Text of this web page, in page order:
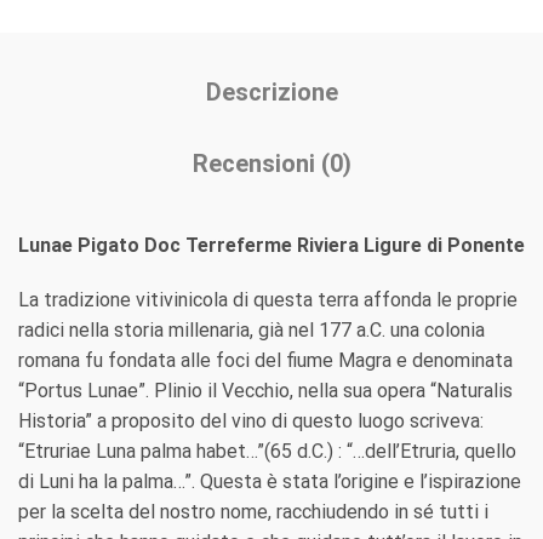
Descrizione
Recensioni (0)
Lunae Pigato Doc Terreferme Riviera Ligure di Ponente
La tradizione vitivinicola di questa terra affonda le proprie
radici nella storia millenaria, già nel 177 a.C. una colonia
romana fu fondata alle foci del fiume Magra e denominata
“Portus Lunae”. Plinio il Vecchio, nella sua opera “Naturalis
Historia” a proposito del vino di questo luogo scriveva:
“Etruriae Luna palma habet…”(65 d.C.) : “…dell’Etruria, quello
di Luni ha la palma…”. Questa è stata l’origine e l’ispirazione
per la scelta del nostro nome, racchiudendo in sé tutti i